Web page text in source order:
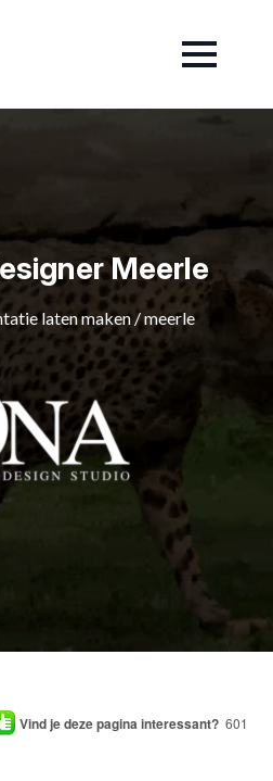
Meerle
laten maken /meerle
Vind je deze pagina interessant? 601